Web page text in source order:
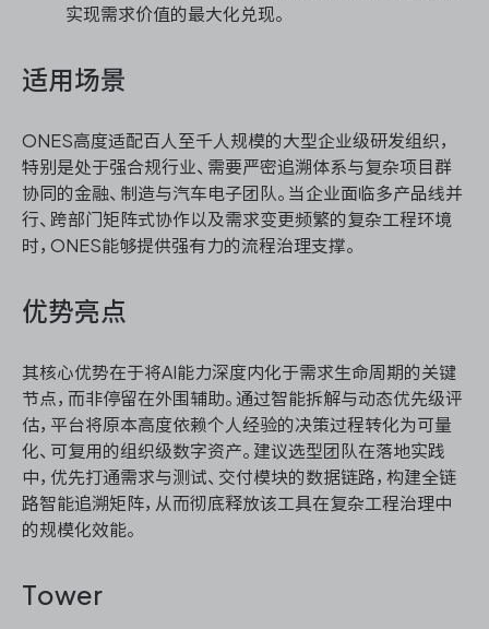
实现需求价值的最大化兑现。
适用场景
ONES高度适配百人至千人规模的大型企业级研发组织，
特别是处于强合规行业、需要严密追溯体系与复杂项目群
协同的金融、制造与汽车电子团队。当企业面临多产品线并
行、跨部门矩阵式协作以及需求变更频繁的复杂工程环境
时，ONES能够提供强有力的流程治理支撑。
优势亮点
其核心优势在于将AI能力深度内化于需求生命周期的关键
节点，而非停留在外围辅助。通过智能拆解与动态优先级评
估，平台将原本高度依赖个人经验的决策过程转化为可量
化、可复用的组织级数字资产。建议选型团队在落地实践
中，优先打通需求与测试、交付模块的数据链路，构建全链
路智能追溯矩阵，从而彻底释放该工具在复杂工程治理中
的规模化效能。
Tower